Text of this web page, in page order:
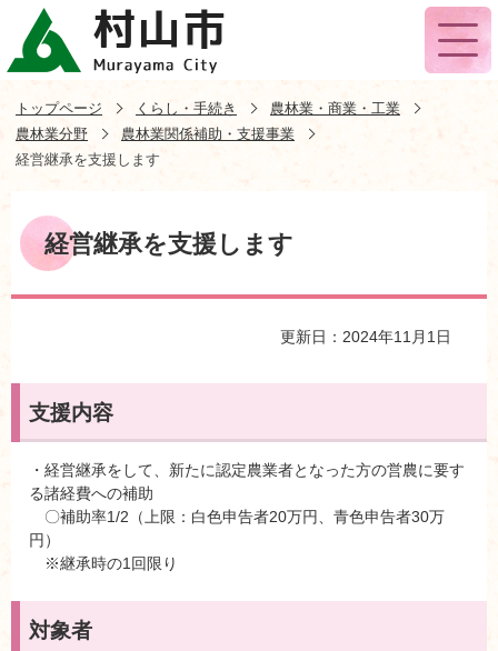
トップページ くらし・手続き
農林業・商業・工業
農林業分野
農林業関係補助・支援事業
経営継承を支援します
経営継承を支援します
更新日：2024年11月1日
支援内容
・経営継承をして、新たに認定農業者となった方の営農に要す
る諸経費への補助
〇補助率1/2（上限：白色申告者20万円、青色申告者30万
円）
※継承時の1回限り
対象者